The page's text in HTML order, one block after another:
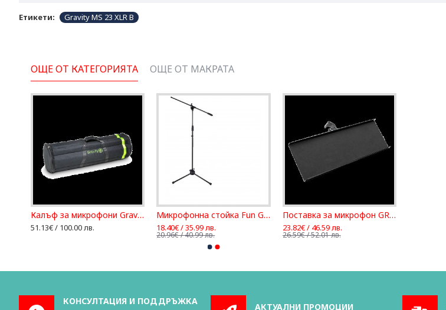
Етикети: Gravity MS 23 XLR B
ОЩЕ ОТ КАТЕГОРИЯТА ОЩЕ ОТ МАКРАТА
Калъф за микрофони Gravity BG MS 6 B
51.13€ / 100.00 лв.
Микрофонна стойка Fun Gen
18.40€ / 35.99 лв.
20.96€ / 40.99 лв.
Поставка за микрофон GRAVITY MA TRAY 2
23.82€ / 46.59 лв.
26.59€ / 52.01 лв.
КОНСУЛТАЦИЯ И ПОДДРЪЖКА АКТУАЛНИ ПРОМОЦИИ